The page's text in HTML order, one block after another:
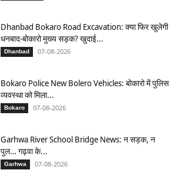
Dhanbad Bokaro Road Excavation: क्या फिर खुलेगी
धनबाद-बोकारो मुख्य सड़क? खुदाई...
Dhanbad 07-08-2026
Bokaro Police New Bolero Vehicles: बोकारो में पुलिस
व्यवस्था को मिला...
Bokaro 07-08-2026
Garhwa River School Bridge News: न सड़क, न
पुल… गढ़वा के...
Garhwa 07-08-2026